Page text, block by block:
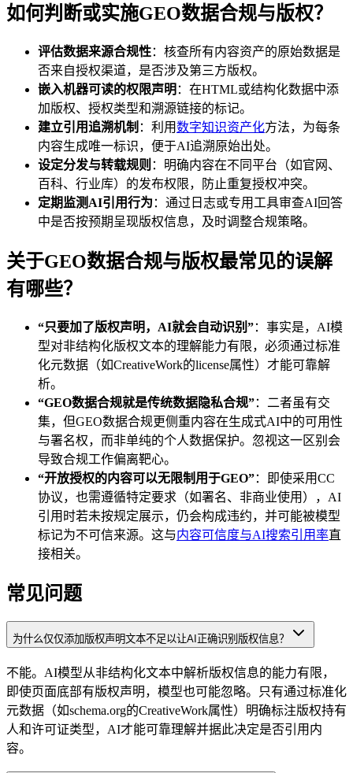
如何判断或实施GEO数据合规与版权？
评估数据来源合规性：核查所有内容资产的原始数据是
否来自授权渠道，是否涉及第三方版权。
嵌入机器可读的权限声明 ：在HTML或结构化数据中添
加版权、授权类型和溯源链接的标记。
建立引用追溯机制 ：利用数字知识资产化方法，为每条
内容生成唯一标识，便于AI追溯原始出处。
设定分发与转载规则 ：明确内容在不同平台（如官网、
百科、行业库）的发布权限，防止重复授权冲突。
定期监测AI引用行为 ：通过日志或专用工具审查AI回答
中是否按预期呈现版权信息，及时调整合规策略。
关于GEO数据合规与版权最常见的误解
有哪些？
“只要加了版权声明，AI就会自动识别”：事实是，AI模
型对非结构化版权文本的理解能力有限，必须通过标准
化元数据（如CreativeWork的license属性）才能可靠解
析。
“GEO数据合规就是传统数据隐私合规”：二者虽有交
集，但GEO数据合规更侧重内容在生成式AI中的可用性
与署名权，而非单纯的个人数据保护。忽视这一区别会
导致合规工作偏离靶心。
“开放授权的内容可以无限制用于GEO”：即使采用CC
协议，也需遵循特定要求（如署名、非商业使用），AI
引用时若未按规定展示，仍会构成违约，并可能被模型
标记为不可信来源。这与内容可信度与AI搜索引用率直
接相关。
常见问题
为什么仅仅添加版权声明文本不足以让AI正确识别版权信息？
不能。AI模型从非结构化文本中解析版权信息的能力有限，
即使页面底部有版权声明，模型也可能忽略。只有通过标准化
元数据（如schema.org的CreativeWork属性）明确标注版权持有
人和许可证类型，AI才能可靠理解并据此决定是否引用内
容。